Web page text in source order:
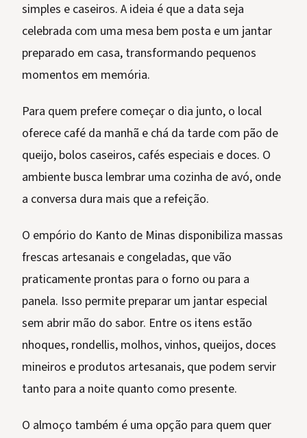
simples e caseiros. A ideia é que a data seja
celebrada com uma mesa bem posta e um jantar
preparado em casa, transformando pequenos
momentos em memória.
Para quem prefere começar o dia junto, o local
oferece café da manhã e chá da tarde com pão de
queijo, bolos caseiros, cafés especiais e doces. O
ambiente busca lembrar uma cozinha de avó, onde
a conversa dura mais que a refeição.
O empório do Kanto de Minas disponibiliza massas
frescas artesanais e congeladas, que vão
praticamente prontas para o forno ou para a
panela. Isso permite preparar um jantar especial
sem abrir mão do sabor. Entre os itens estão
nhoques, rondellis, molhos, vinhos, queijos, doces
mineiros e produtos artesanais, que podem servir
tanto para a noite quanto como presente.
O almoço também é uma opção para quem quer